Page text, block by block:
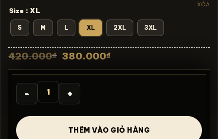
Size : XL
S M L XL 2XL 3XL
XÓA
420.000₫ Giá
là:
420.000₫.
380.000₫Giá
tại
Áo thun dark streetwear Phantom Judgment
THÊM VÀO GIỎ HÀNG